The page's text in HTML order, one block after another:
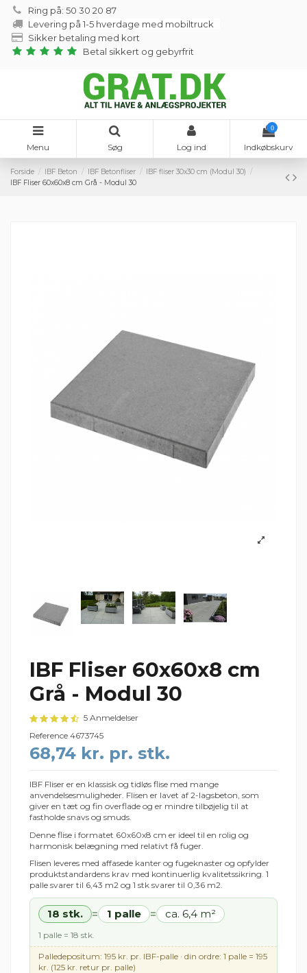
Ring på: 50 30 20 87
Levering på 1-5 hverdage med mobiltruck
Sikker betaling med kort
Betal sikkert og gebyrfrit
Menu Søg Log ind
0
Indkøbskurv
Forside IBF Beton IBF Betonfliser
IBF fliser 30x30 cm (Modul 30)
IBF Fliser 60x60x8 cm Grå - Modul 30
IBF Fliser 60x60x8 cm
Grå - Modul 30
5 Anmeldelser
Reference 4673745
68,74 kr. pr. stk.
IBF Fliser er en klassisk og tidløs flise med mange
anvendelsesmuligheder. Flisen er lavet af 2-lagsbeton, som
giver en tæt og fin overflade og er mindre tilbøjelig til at
fastholde snavs og smuds.
Denne flise i formatet 60x60x8 cm er ideel til en rolig og
harmonisk belægning med relativt få fuger.
Flisen leveres med affasede kanter og fugeknaster og opfylder
produktstandardens krav med kontinuerlig kvalitetssikring. 1
palle svarer til 6,43 m2 og 1 stk svarer til 0,36 m2.
18 stk. = 1 palle = ca. 6,4 m²
1 palle = 18 stk.
Palledepositum: 195 kr. pr. IBF-palle · din ordre: 1 palle = 195
kr. (125 kr. retur pr. palle)